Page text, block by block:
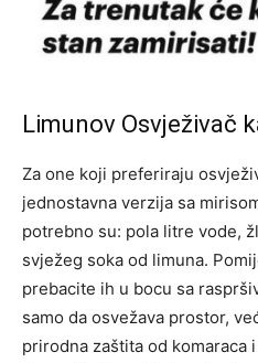
Limunov Osvježivač
Za one koji preferiraju
jednostavna verzija sa
potrebno su: pola litre vode,
svježeg soka od limuna.
prebacite ih u bocu sa
samo da osvežava prostor,
prirodna zaštita od komaraca